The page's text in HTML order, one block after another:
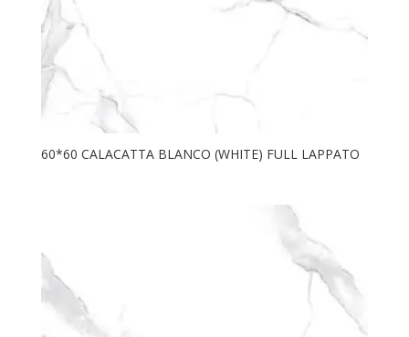
60*60 CALACATTA BLANCO (WHITE) FULL LAPPATO